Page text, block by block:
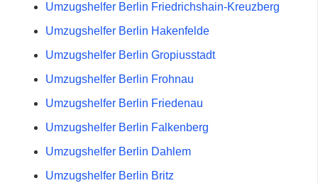
Umzugshelfer Berlin Friedrichshain-Kreuzberg
Umzugshelfer Berlin Hakenfelde
Umzugshelfer Berlin Gropiusstadt
Umzugshelfer Berlin Frohnau
Umzugshelfer Berlin Friedenau
Umzugshelfer Berlin Falkenberg
Umzugshelfer Berlin Dahlem
Umzugshelfer Berlin Britz